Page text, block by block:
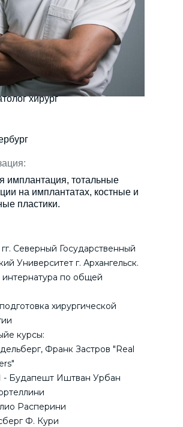
хирург
имплантация, тотальные
на имплантатах, костные и
пластики.
Северный Государственный
Университет г. Архангельск.
по общей
хирургической
курсы:
Франк Застров "Real
- Будапешт Иштван Урбан
Расперини
Ф. Кури